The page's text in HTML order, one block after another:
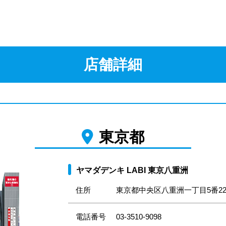
店舗詳細
東京都
ヤマダデンキ LABI 東京八重洲
住所 東京都中央区八重洲一丁目5番
電話番号 03-3510-9098